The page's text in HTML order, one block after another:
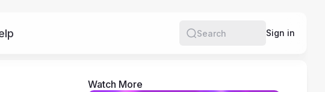
Search
Sign in
Watch More